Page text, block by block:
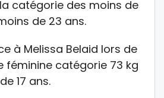
catégorie des moins de
de 23 ans.
à Melissa Belaid lors de
féminine catégorie 73 kg
17 ans.